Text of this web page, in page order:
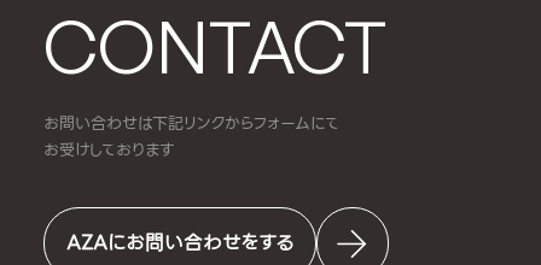
CONTACT
お問い合わせは下記リンクからフォームにて
お受けしております
AZAにお問い合わせをする